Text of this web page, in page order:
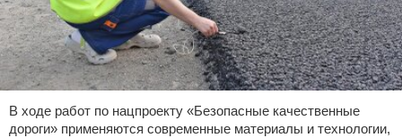
В ходе работ по нацпроекту «Безопасные качественные
дороги» применяются современные материалы и технологии,